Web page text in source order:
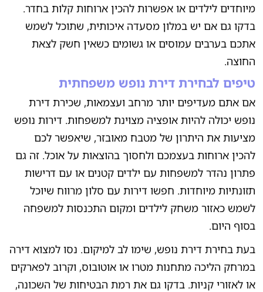
מיוחדים לילדים או אפשרות להכין ארוחות קלות בחדר.
בדקו גם אם יש במלון מסעדה איכותית, שתוכל לשמש
אתכם בערבים עמוסים או גשומים כשאין חשק לצאת
החוצה.
טיפים לבחירת דירת נופש משפחתית
אם אתם מעדיפים יותר מרחב ועצמאות, שכירת דירת
נופש יכולה להיות אופציה מצוינת למשפחות. דירות נופש
מציעות את היתרון של מטבח מאובזר, שיאפשר לכם
להכין ארוחות בעצמכם ולחסוך בהוצאות על אוכל. זה גם
פתרון נהדר למשפחות עם ילדים קטנים או עם דרישות
תזונתיות מיוחדות. חפשו דירות עם סלון מרווח שיוכל
לשמש כאזור משחק לילדים ומקום התכנסות למשפחה
בסוף היום.
בעת בחירת דירת נופש, שימו לב למיקום. נסו למצוא דירה
במרחק הליכה מתחנות מטרו או אוטובוס, וקרוב לפארקים
או לאזורי קניות. בדקו גם את רמת הבטיחות של השכונה,